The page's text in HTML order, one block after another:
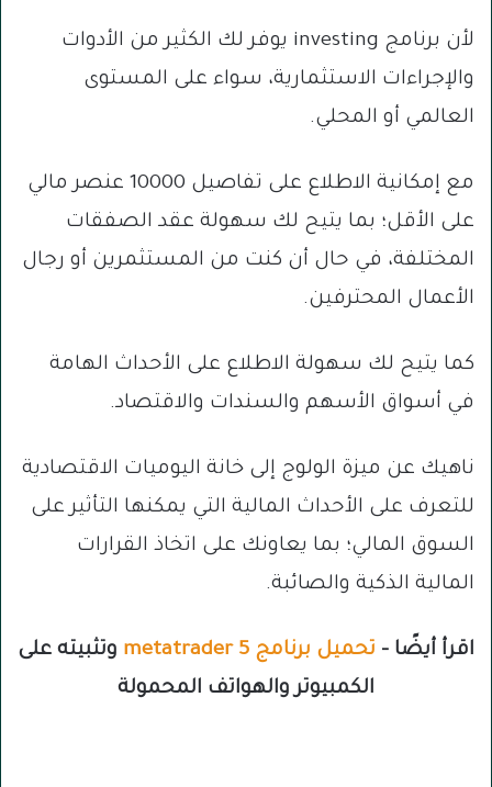
لأن برنامج investing يوفر لك الكثير من الأدوات
والإجراءات الاستثمارية، سواء على المستوى
العالمي أو المحلي.
مع إمكانية الاطلاع على تفاصيل 10000 عنصر مالي
على الأقل؛ بما يتيح لك سهولة عقد الصفقات
المختلفة، في حال أن كنت من المستثمرين أو رجال
الأعمال المحترفين.
كما يتيح لك سهولة الاطلاع على الأحداث الهامة
في أسواق الأسهم والسندات والاقتصاد.
ناهيك عن ميزة الولوج إلى خانة اليوميات الاقتصادية
للتعرف على الأحداث المالية التي يمكنها التأثير على
السوق المالي؛ بما يعاونك على اتخاذ القرارات
المالية الذكية والصائبة.
اقرأ أيضًا – تحميل برنامج metatrader 5
وتثبيته على
الكمبيوتر والهواتف المحمولة